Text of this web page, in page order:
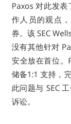
Paxos 对此发表
作人员的观点
券。该 SEC
没有其他针对
安全放在首位。
储备1:1 支持，
此问题与 SEC
诉讼。